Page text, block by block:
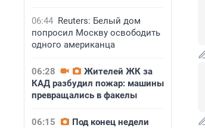
06:44 Reuters: Белый дом
попросил Москву освободить
одного американца
06:28
Жителей ЖК за
КАД разбудил пожар: машины
превращались в факелы
06:15
Под конец недели